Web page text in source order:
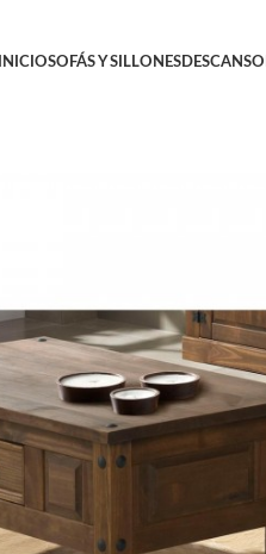
INICIOSOFÁS Y SILLONESDESCANSO